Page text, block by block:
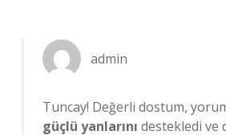
admin
Tuncay! Değerli dostum,
güçlü yanlarını destekledi ve